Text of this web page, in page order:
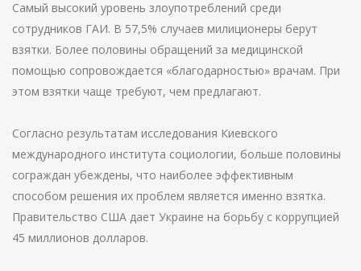
Самый высокий уровень злоупотреблений среди
сотрудников ГАИ. В 57,5% случаев милиционеры берут
взятки. Более половины обращений за медицинской
помощью сопровождается «благодарностью» врачам. При
этом взятки чаще требуют, чем предлагают.
Согласно результатам исследования Киевского
международного института социологии, больше половины
сограждан убеждены, что наиболее эффективным
способом решения их проблем является именно взятка.
Правительство США дает Украине на борьбу с коррупцией
45 миллионов долларов.